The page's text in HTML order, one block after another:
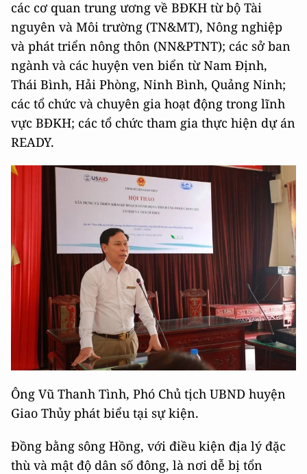
các cơ quan trung ương về BĐKH từ bộ Tài
nguyên và Môi trường (TN&MT), Nông nghiệp
và phát triển nông thôn (NN&PTNT); các sở ban
ngành và các huyện ven biển từ Nam Định,
Thái Bình, Hải Phòng, Ninh Bình, Quảng Ninh;
các tổ chức và chuyên gia hoạt động trong lĩnh
vực BĐKH; các tổ chức tham gia thực hiện dự án
READY.
Ông Vũ Thanh Tình, Phó Chủ tịch UBND huyện
Giao Thủy phát biểu tại sự kiện.
Đồng bằng sông Hồng, với điều kiện địa lý đặc
thù và mật độ dân số đông, là nơi dễ bị tổn